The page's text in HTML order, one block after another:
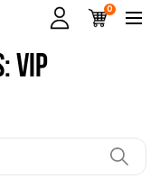
0
vip